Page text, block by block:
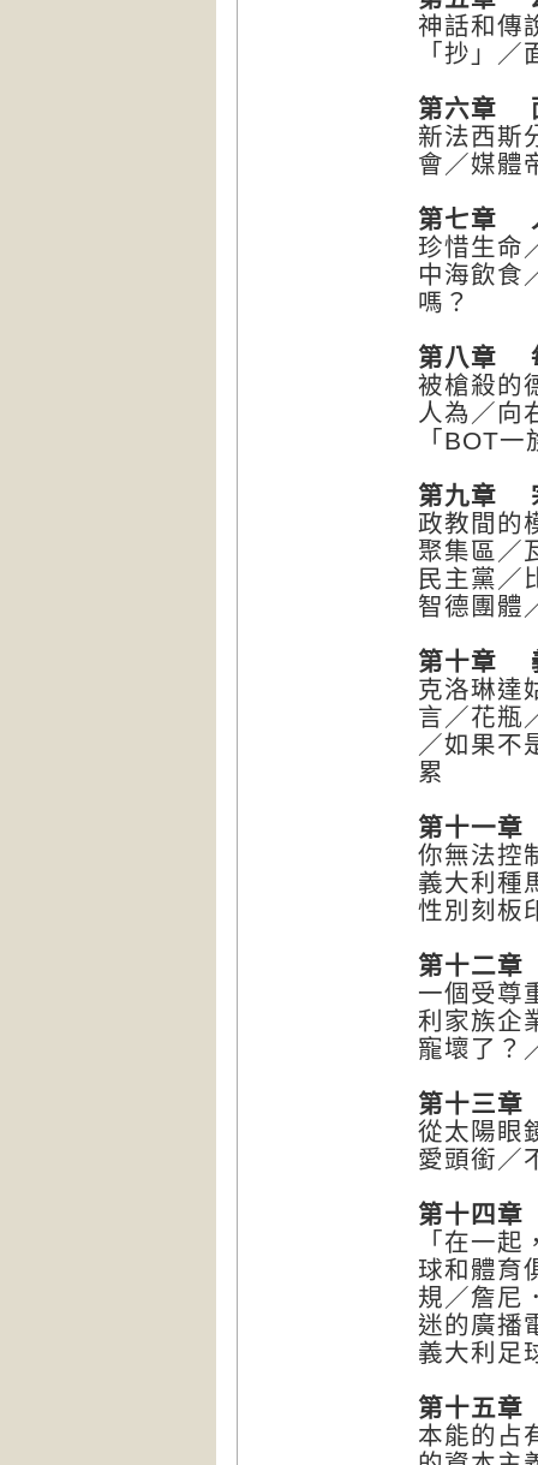
神話和傳
「抄」
第六章
新法西斯
會／媒體
第七章
珍惜生命
中海飲食
嗎？
第八章
被槍殺的
人為／向
「BOT
第九章
政教間的
聚集區／
民主黨／
智德團體
第十章
克洛琳達
言／花瓶
／如果不
累
第十一章
你無法控
義大利種
性別刻板
第十二章
一個受尊
利家族企
寵壞了？
第十三章
從太陽眼
愛頭銜／
第十四章
「在一
球和體育
規／詹尼
迷的廣播
義大利足
第十五章
本能的占